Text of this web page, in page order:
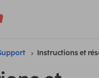
Instructions et